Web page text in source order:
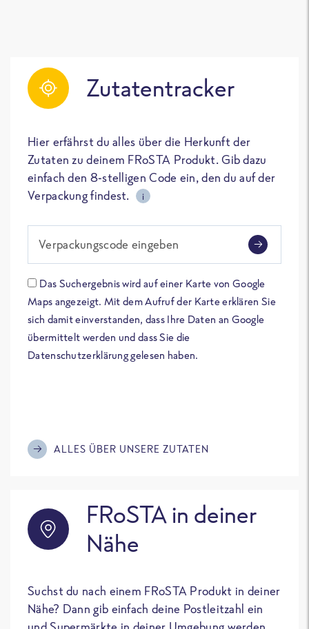
Zutatentracker
Hier erfährst du alles über die Herkunft der
Zutaten zu deinem FRoSTA Produkt. Gib dazu
einfach den 8-stelligen Code ein, den du auf der
Verpackung findest.
i
Verpackungscode eingeben
Das Suchergebnis wird auf einer Karte von Google
Maps angezeigt. Mit dem Aufruf der Karte erklären Sie
sich damit einverstanden, dass Ihre Daten an Google
übermittelt werden und dass Sie die
Datenschutzerklärung gelesen haben.
ALLES ÜBER UNSERE ZUTATEN
FRoSTA in deiner
Nähe
Suchst du nach einem FRoSTA Produkt in deiner
Nähe? Dann gib einfach deine Postleitzahl ein